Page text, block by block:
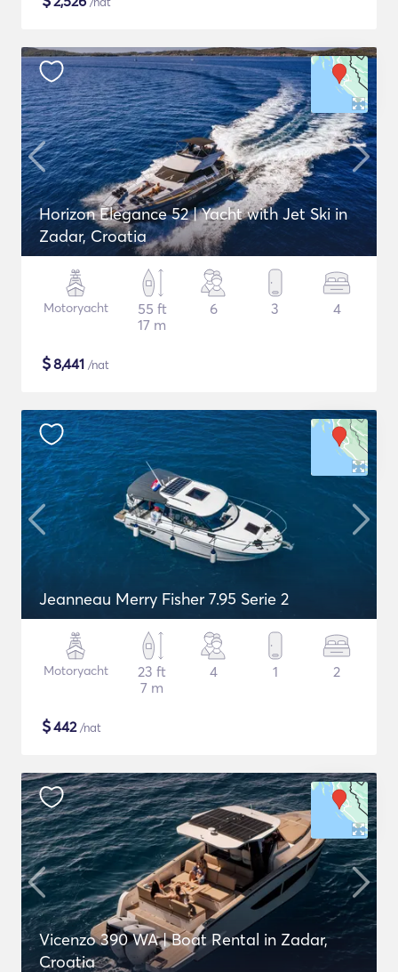
Horizon Elegance 52 | Yacht with Jet Ski in
Zadar, Croatia
Motoryacht
55 ft
17 m
6 3 4
$8,441 /nat
Jeanneau Merry Fisher 7.95 Serie 2
Motoryacht
23 ft
7 m
4 1 2
$442/nat
Vicenzo 390 WA | Boat Rental in Zadar,
Croatia